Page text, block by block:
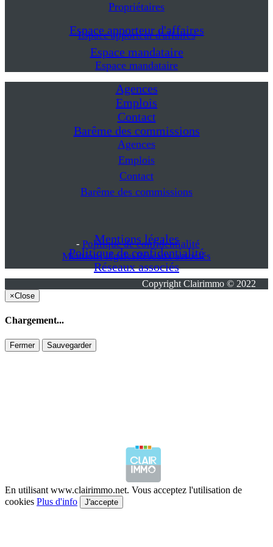
Propriétaires
Espace apporteur d'affaires
Espace apporteur d'affaires
Espace mandataire
Espace mandataire
Agences
Emplois
Contact
Barême des commissions
Agences
Emplois
Contact
Barême des commissions
Mentions légales
Politique de confidentialité
Réseaux associés
- Politique de confidentialité
Mentions légalesRéseaux associés
Copyright Clairimmo © 2022
×Close
Chargement...
Fermer Sauvegarder
En utilisant www.clairimmo.net. Vous acceptez l'utilisation de
cookies Plus d'info J'accepte